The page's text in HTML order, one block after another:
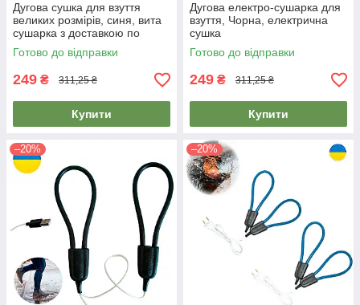
Дугова сушка для взуття
великих розмірів, синя, вита
сушарка з доставкою по
Києву та Україні
Готово до відправки
249 ₴ 311,25 ₴
Купити
Дугова електро-сушарка для
взуття, Чорна, електрична
сушка
Готово до відправки
249 ₴ 311,25 ₴
Купити
–20% –20%